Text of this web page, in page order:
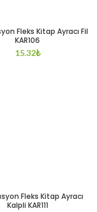
Fleks Kitap Ayracı Fil
KAR106
15.32₺
Fleks Kitap Ayracı
Kalpli KAR111